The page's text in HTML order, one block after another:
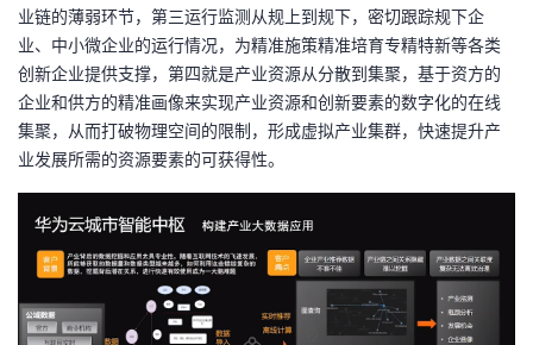
业链的薄弱环节，第三运行监测从规上到规下，密切跟踪规下企
业、中小微企业的运行情况，为精准施策精准培育专精特新等各类
创新企业提供支撑，第四就是产业资源从分散到集聚，基于资方的
企业和供方的精准画像来实现产业资源和创新要素的数字化的在线
集聚，从而打破物理空间的限制，形成虚拟产业集群，快速提升产
业发展所需的资源要素的可获得性。